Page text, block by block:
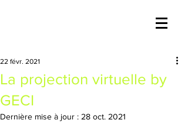
La projection virtuelle by
GECI
22 févr. 2021
Dernière mise à jour : 28 oct. 2021